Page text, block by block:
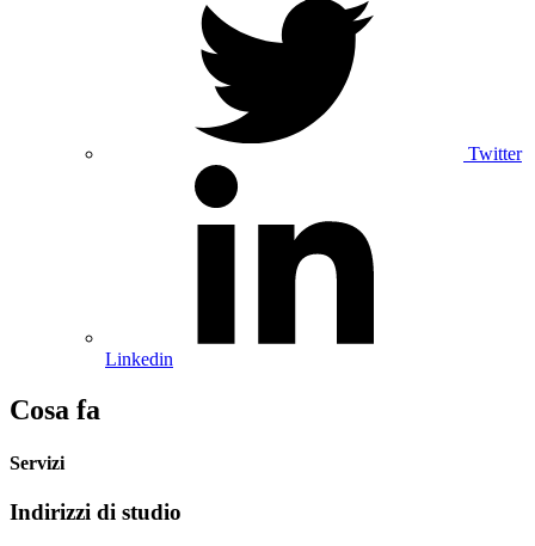
Twitter
Linkedin
Cosa fa
Servizi
Indirizzi di studio